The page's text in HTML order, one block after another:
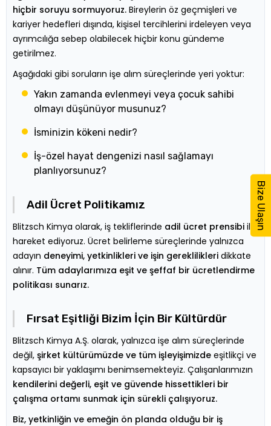
hiçbir soruyu sormuyoruz. Bireylerin öz geçmişleri ve
kariyer hedefleri dışında, kişisel tercihlerini irdeleyen veya
ayrımcılığa sebep olabilecek hiçbir konu gündeme
getirilmez.
Aşağıdaki gibi soruların işe alım süreçlerinde yeri yoktur:
Yakın zamanda evlenmeyi veya çocuk sahibi
olmayı düşünüyor musunuz?
İsminizin kökeni nedir?
İş-özel hayat dengenizi nasıl sağlamayı
planlıyorsunuz?
Adil Ücret Politikamız
Blitzsch Kimya olarak, iş tekliflerinde adil ücret prensibi ile
hareket ediyoruz. Ücret belirleme süreçlerinde yalnızca
adayın deneyimi, yetkinlikleri ve işin gereklilikleri dikkate
alınır. Tüm adaylarımıza eşit ve şeffaf bir ücretlendirme
politikası sunarız.
Fırsat Eşitliği Bizim İçin Bir Kültürdür
Blitzsch Kimya A.Ş. olarak, yalnızca işe alım süreçlerinde
değil, şirket kültürümüzde ve tüm işleyişimizde eşitlikçi ve
kapsayıcı bir yaklaşımı benimsemekteyiz. Çalışanlarımızın
kendilerini değerli, eşit ve güvende hissettikleri bir
çalışma ortamı sunmak için sürekli çalışıyoruz.
Biz, yetkinliğin ve emeğin ön planda olduğu bir iş
Bize Ulaşın